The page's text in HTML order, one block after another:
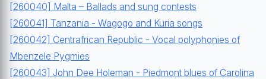
[260040] Malta – Ballads and sung contests
[260041] Tanzania - Wagogo and Kuria songs
[260042] Centrafrican Republic - Vocal polyphonies of
Mbenzele Pygmies
[260043] John Dee Holeman - Piedmont blues of Carolina